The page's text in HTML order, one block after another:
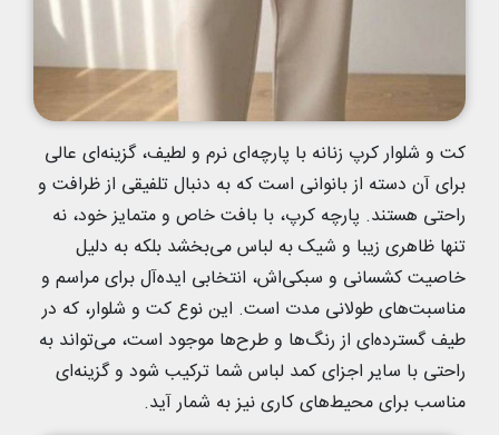
کت و شلوار کرپ زنانه با پارچه‌ای نرم و لطیف، گزینه‌ای عالی
برای آن دسته از بانوانی است که به دنبال تلفیقی از ظرافت و
راحتی هستند. پارچه کرپ، با بافت خاص و متمایز خود، نه
تنها ظاهری زیبا و شیک به لباس می‌بخشد بلکه به دلیل
خاصیت کشسانی و سبکی‌اش، انتخابی ایده‌آل برای مراسم و
مناسبت‌های طولانی مدت است. این نوع کت و شلوار، که در
طیف گسترده‌ای از رنگ‌ها و طرح‌ها موجود است، می‌تواند به
راحتی با سایر اجزای کمد لباس شما ترکیب شود و گزینه‌ای
مناسب برای محیط‌های کاری نیز به شمار آید.